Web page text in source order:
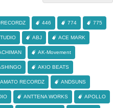
446 774 775
ABJ ACE MARK
AK-Movement
AKIO BEATS
AMATO RECORDZ ANDSUNS
ANTTENA WORKS APOLLO